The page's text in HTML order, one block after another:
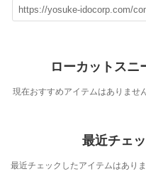
ローカットス
現在おすすめアイテムはありません
最近チェ
最近チェックしたアイテムはありま